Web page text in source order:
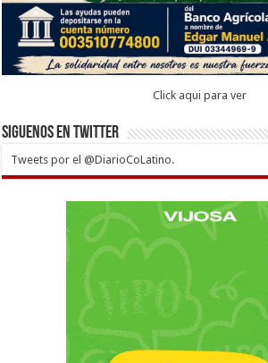
Click aqui para ver
Siguenos en twitter
Tweets por el @DiarioCoLatino.